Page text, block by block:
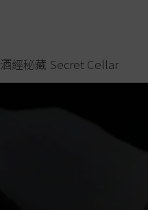
酒經秘藏 Secret Cellar